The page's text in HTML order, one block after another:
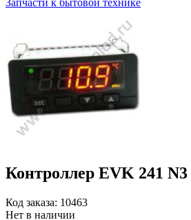
Запчасти к бытовой технике
Контроллер EVK 241 N3
Код заказа: 10463
Нет в наличии